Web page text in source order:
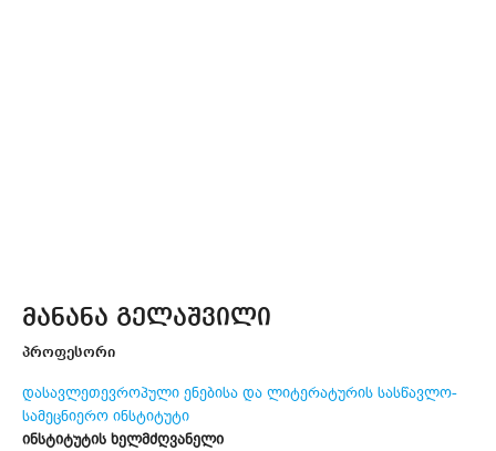
მანანა გელაშვილი
პროფესორი
დასავლეთევროპული ენებისა და ლიტერატურის სასწავლო-
სამეცნიერო ინსტიტუტი
ინსტიტუტის ხელმძღვანელი